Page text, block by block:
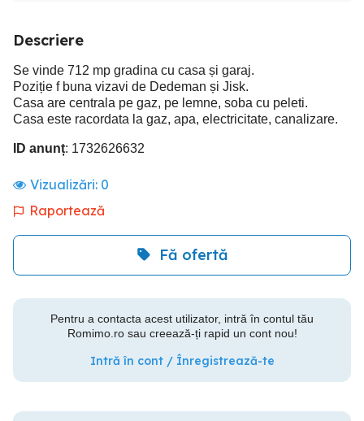
Descriere
Se vinde 712 mp gradina cu casa și garaj.
Poziție f buna vizavi de Dedeman și Jisk.
Casa are centrala pe gaz, pe lemne, soba cu peleti.
Casa este racordata la gaz, apa, electricitate, canalizare.
ID anunț: 1732626632
Vizualizări: 0
Raportează
Fă ofertă
Pentru a contacta acest utilizator, intră în contul tău
Romimo.ro sau creează-ți rapid un cont nou!
Intră în cont / Înregistrează-te